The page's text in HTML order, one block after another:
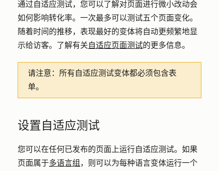
通过自适应测试，您可以了解对页面进行微小改动会
如何影响转化率。一次最多可以测试五个页面变化。
随着时间的推移，表现最好的变体将自动更频繁地显
示给访客。了解有关自适应页面测试的更多信息。
请注意： 所有自适应测试变体都必须包含表
单。
设置自适应测试
您可以在任何已发布的页面上运行自适应测试。如果
页面属于多语言组 ，则可以为每种语言变体运行一个